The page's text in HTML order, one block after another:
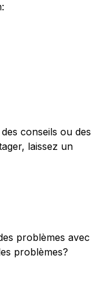
conseils ou des
laissez un
problèmes avec
problèmes?